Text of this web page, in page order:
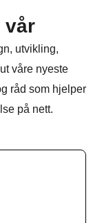
vår
utvikling,
våre nyeste
råd som hjelper
på nett.